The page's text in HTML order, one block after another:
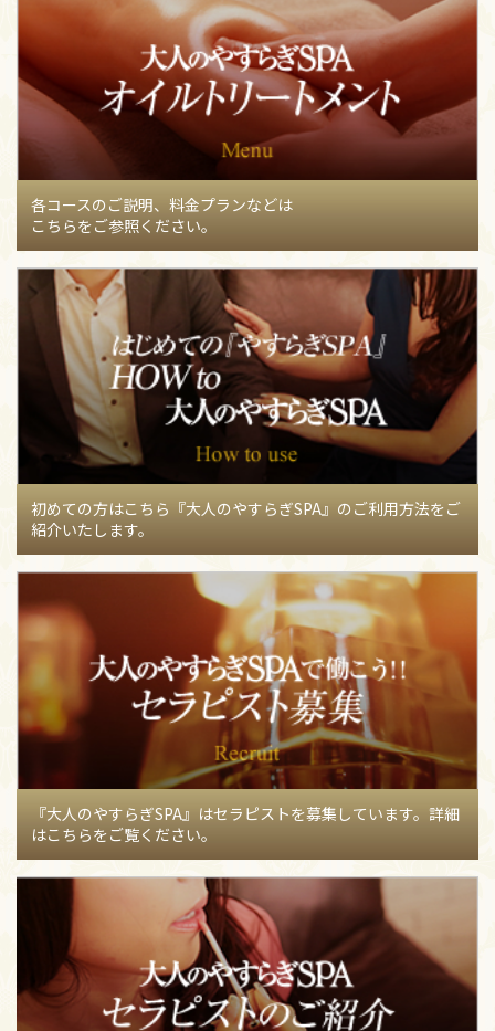
【08月05日】 はなび 【七瀬ゆずのブログ】
62
【08月04日】
私実は！【武井あやのブログ】
51
【08月04日】暑中お見舞い申し上げます。♡【三上あこの
ブログ】
57
【08月03日】
暑い夏こそ△☆○ 【桜井はるかのブログ】
75
【08月03日】本気と書いてマジと読む
阪から再デビュー)のブログ】
51
【08月03日】
8/2 リピートK様 リピートM様 ありがとうご
ざいました❤︎
【奥居みことのブログ】
【08月03日】月曜日(っ´ω`c)♡【間宮マキのブログ】
【08月02日】
大好きな紳士様へ♡【木村りんのブログ】
【08月02日】幼少期を思い出す懐かしいデザート(๑ ˊ͈ ᐞ ˋ͈ )
【間宮マキのブログ】
55
【08月01日】 初めまして！！
【08月01日】8月19〜21日 10時〜15時半頃出勤！【武井あ
やのブログ】
【08月01日】
こんにちは╰(*´︶`*)╯♡
【浅倉えまのブロ
70
【08月01日】
*♥8月の出勤日♥*【森ひなつのブログ】
65
8月スタート!!【奥居みことのブログ】
52
【08月01日】お部屋【和歌月みおのブログ】
51
【07月31日】わーい(*^O^*)【天野さゆりのブログ】
70
リピート率90%♡【阿乃あんなのブログ】
【07月31日】暑さ厳しい日々頑張る紳士様へ*¨*•.¸♬︎
【藤井
まきのブログ】
73
各コースのご説明、料金プランなどは
こちらをご参照ください。
初めての方はこちら『大人のやすらぎSPA』のご利用方法をご
紹介いたします。
『大人のやすらぎSPA』はセラピストを募集しています。詳細
はこちらをご覧ください。